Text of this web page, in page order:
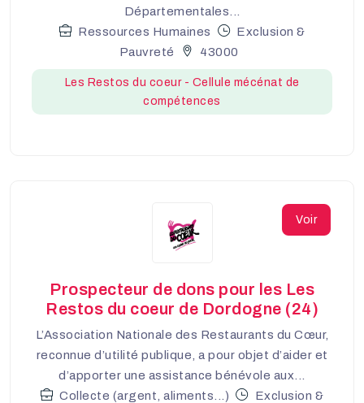
Départementales...
Ressources Humaines
Exclusion &
Pauvreté
43000
Les Restos du coeur - Cellule mécénat de
compétences
Voir
Prospecteur de dons pour les Les
Restos du coeur de Dordogne (24)
L’Association Nationale des Restaurants du Cœur,
reconnue d’utilité publique, a pour objet d’aider et
d’apporter une assistance bénévole aux...
Collecte (argent, aliments...)
Exclusion &